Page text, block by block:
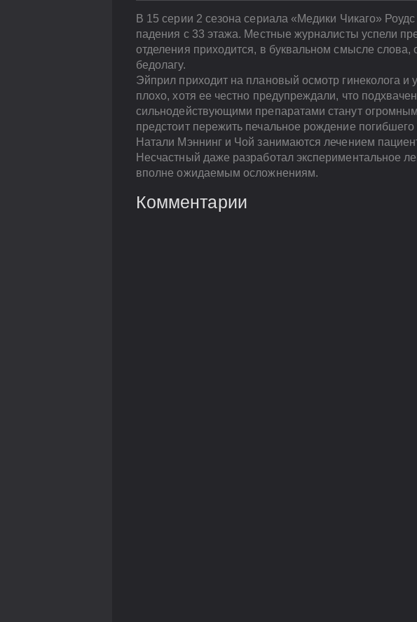
В 15 серии 2 сезона сериала «Медики Чикаго»
падения с 33 этажа. Местные журналисты успели
отделения приходится, в буквальном смысле
бедолагу.
Эйприл приходит на плановый осмотр гинеколога и
плохо, хотя ее честно предупреждали, что
сильнодействующими препаратами станут
предстоит пережить печальное рождение
Натали Мэннинг и Чой занимаются лечением
Несчастный даже разработал экспериментальное
вполне ожидаемым осложнениям.
Комментарии